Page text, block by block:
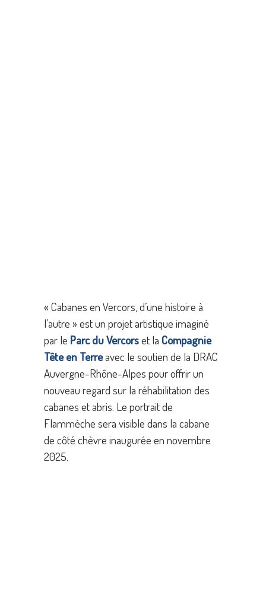
« Cabanes en Vercors, d’une histoire à
l’autre » est un projet artistique imaginé
par le Parc du Vercorset la Compagnie
Tête en Terreavec le soutien de la DRAC
Auvergne-Rhône-Alpes pour offrir un
nouveau regard sur la réhabilitation des
cabanes et abris. Le portrait de
Flammèche sera visible dans la cabane
de côté chèvre inaugurée en novembre
2025.